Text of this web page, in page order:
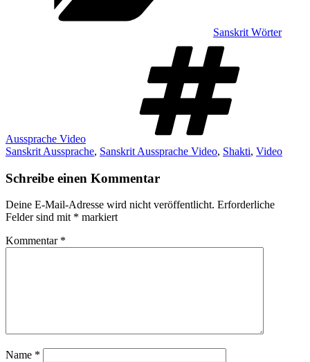
Sanskrit Wörter
Aussprache Video
Sanskrit Aussprache, Sanskrit Aussprache Video, Shakti, Video
Schreibe einen Kommentar
Deine E-Mail-Adresse wird nicht veröffentlicht. Erforderliche
Felder sind mit * markiert
Kommentar *
Name *